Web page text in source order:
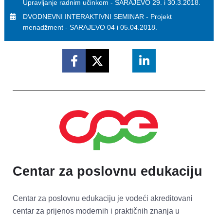
Upravljanje radnim učinkom - SARAJEVO 29. i 30.3.2018.
DVODNEVNI INTERAKTIVNI SEMINAR - Projekt
menadžment - SARAJEVO 04 i 05.04.2018.
Share on Facebook
Share on X (Twitter)
Share on Google+
Share on
Centar za poslovnu edukaciju
Centar za poslovnu edukaciju je vodeći akreditovani
centar za prijenos modernih i praktičnih znanja u